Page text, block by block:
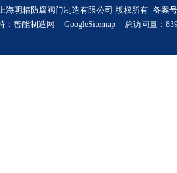
海明精防腐阀门制造有限公司 版权所有 备案
： 智能制造网 GoogleSitemap 总访问量：